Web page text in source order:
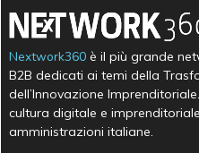
Nextwork360 è il più grande
B2B dedicati ai temi della
dell’Innovazione
cultura digitale e
amministrazioni italiane.